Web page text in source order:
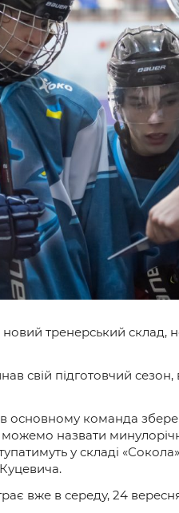
тренерський склад,
свій підготовчий
основному команда
назвати
у складі
вже в середу, 24